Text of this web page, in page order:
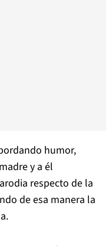
humor,
y a él
respecto de la
de esa manera la